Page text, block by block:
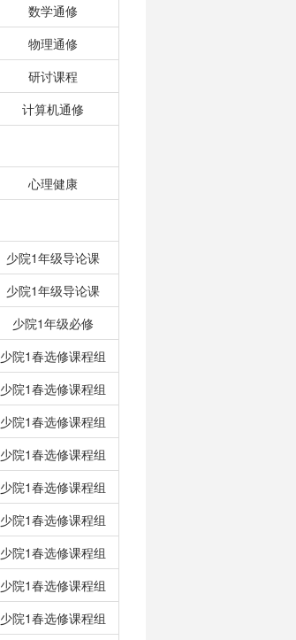
数学通修
物理通修
研讨课程
计算机通修
心理健康
少院1年级导论课
少院1年级导论课
少院1年级必修
少院1春选修课程组
少院1春选修课程组
少院1春选修课程组
少院1春选修课程组
少院1春选修课程组
少院1春选修课程组
少院1春选修课程组
少院1春选修课程组
少院1春选修课程组